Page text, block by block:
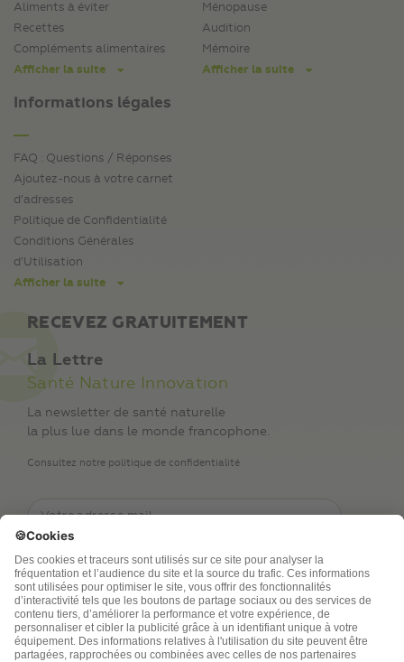
Aliments à éviter
Recettes
Compléments alimentaires
Afficher la suite
Informations légales
FAQ : Questions / Réponses
Ajoutez-nous à votre carnet
d’adresses
Politique de Confidentialité
Conditions Générales
d’Utilisation
Afficher la suite
Ménopause
Audition
Mémoire
Afficher la suite
RECEVEZ GRATUITEMENT
La Lettre
Santé Nature Innovation
La newsletter de santé naturelle
la plus lue dans le monde francophone.
Consultez notre politique de confidentialité
TSA Publications SA collecte mes nom, prénom,
adresse de messagerie électronique et numéro de
téléphone afin de répondre aux demandes de
renseignements. Ce traitement est nécessaire à